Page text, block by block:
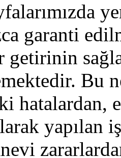
garanti
getirinin
Bu
hatalardan,
yapılan